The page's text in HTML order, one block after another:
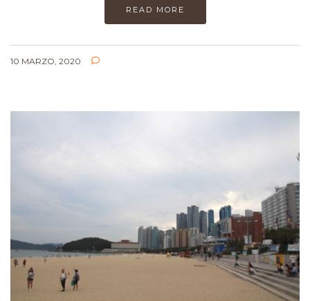
READ MORE
10 MARZO, 2020